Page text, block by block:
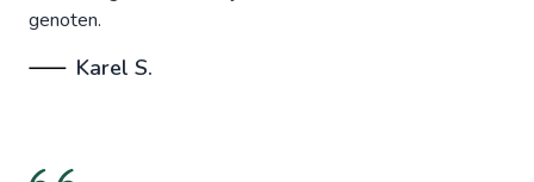
genoten.
Karel S.